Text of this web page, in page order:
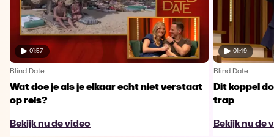
01:57
Blind Date
Wat doe je als je elkaar echt niet verstaat
op reis?
Bekijk nu de video
01:49
Blind Date
Dit koppel
trap
Bekijk nu de